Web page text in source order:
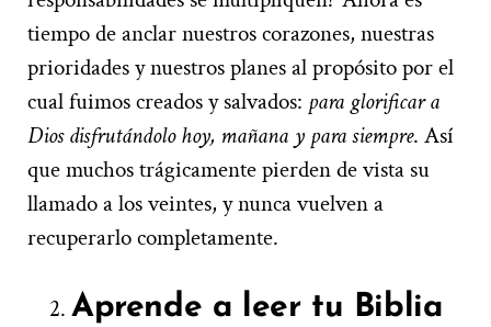
tiempo de anclar nuestros corazones, nuestras
prioridades y nuestros planes al propósito por el
cual fuimos creados y salvados: para glorificar a
Dios disfrutándolo hoy, mañana y para siempre. Así
que muchos trágicamente pierden de vista su
llamado a los veintes, y nunca vuelven a
recuperarlo completamente.
Aprende a leer tu Biblia